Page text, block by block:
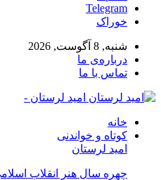
Telegram
خوراک
شنبه, 8 آگوست, 2026
درباره‌ی ما
تماس با ما
امید لرستان -
خانه
کوتاه و خواندنی
امید لرستان
چهره سال هنر انقلاب